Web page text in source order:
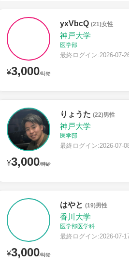
¥3,000/時給
yxVbcQ (21)女性
神戸大学
医学部
最終ログイン:2026-07-
¥3,000/時給
りょうた (22)男性
神戸大学
医学部
最終ログイン:2026-07-
¥3,000/時給
はやと (19)男性
香川大学
医学部医学科
最終ログイン:2026-07-